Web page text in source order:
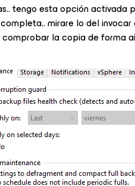
tengo esta opción activada
mirare lo del
la copia de forma